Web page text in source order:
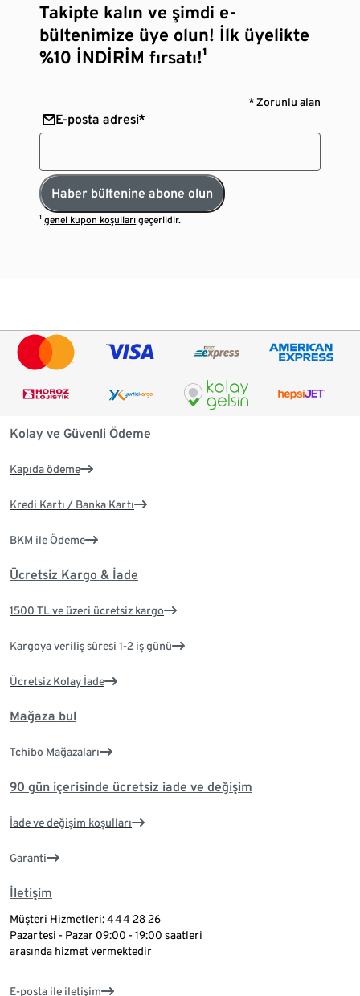
Takipte kalın ve şimdi e-
bültenimize üye olun! İlk üyelikte
%10 İNDİRİM fırsatı!¹
* Zorunlu alan
E-posta adresi*
Haber bültenine abone olun
¹genel kupon koşulları geçerlidir.
Kolay ve Güvenli Ödeme
Kapıda ödeme
Kredi Kartı / Banka Kartı
BKM ile Ödeme
Ücretsiz Kargo & İade
1500 TL ve üzeri ücretsiz kargo
Kargoya veriliş süresi 1-2 iş günü
Ücretsiz Kolay İade
Mağaza bul
Tchibo Mağazaları
90 gün içerisinde ücretsiz iade ve değişim
İade ve değişim koşulları
Garanti
İletişim
Müşteri Hizmetleri: 444 28 26
Pazartesi - Pazar 09:00 - 19:00 saatleri
arasında hizmet vermektedir
E-posta ile iletişim